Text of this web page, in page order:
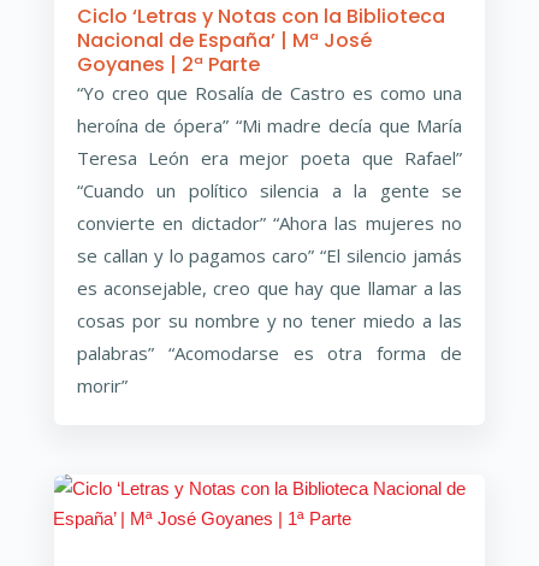
Ciclo ‘Letras y Notas con la Biblioteca
Nacional de España’ | Mª José
Goyanes | 2ª Parte
“Yo creo que Rosalía de Castro es como una
heroína de ópera” “Mi madre decía que María
Teresa León era mejor poeta que Rafael”
“Cuando un político silencia a la gente se
convierte en dictador” “Ahora las mujeres no
se callan y lo pagamos caro” “El silencio jamás
es aconsejable, creo que hay que llamar a las
cosas por su nombre y no tener miedo a las
palabras” “Acomodarse es otra forma de
morir”